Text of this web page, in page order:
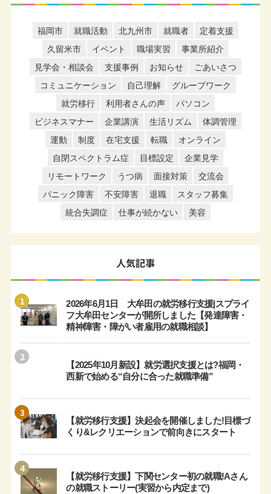
福岡市 就職活動 北九州市 就職者
定着支援
久留米市
イベント 職場実習
事業所紹介
見学会・相談会
支援事例 お知らせ
ごあいさつ
コミュニケーション
自己理解
グループワーク
就労移行
利用者さんの声
パソコン
ビジネスマナー
企業講演 生活リズム
体調管理
運動
制度 在宅支援 転職
オンライン
自閉スペクトラム症
目標設定
企業見学
リモートワーク
うつ病 面接対策
交流会
パニック障害
不安障害 退職
スタッフ募集
統合失調症
仕事が続かない 美容
人気記事
1
2026年6月1日 大牟田の就労移行支援|スプライ
フ大牟田センターが開所しました【発達障害・
精神障害・障がい者雇用の就職相談】
2
【2025年10月新設】就労選択支援とは?福岡・
西新で始める“自分に合った就職準備”
3
【就労移行支援】決起会を開催しました!目標づ
くり&レクリエーションで前向きにスタート
4
【就労移行支援】下関センター初の就職!Aさん
の就職ストーリー(実習から内定まで)